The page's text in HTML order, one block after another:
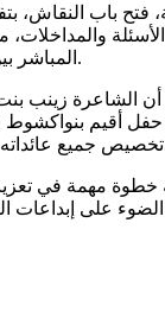
فتح باب النقاش،
المباشر بين الشاعرة ومحبي شعرها.
أن الشاعرة زينب
خطوة مهمة في
الضوء على إبداعات